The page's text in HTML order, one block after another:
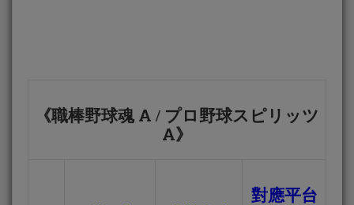
《職棒野球魂 A / プロ野球スピリッツ
A》
對應平台